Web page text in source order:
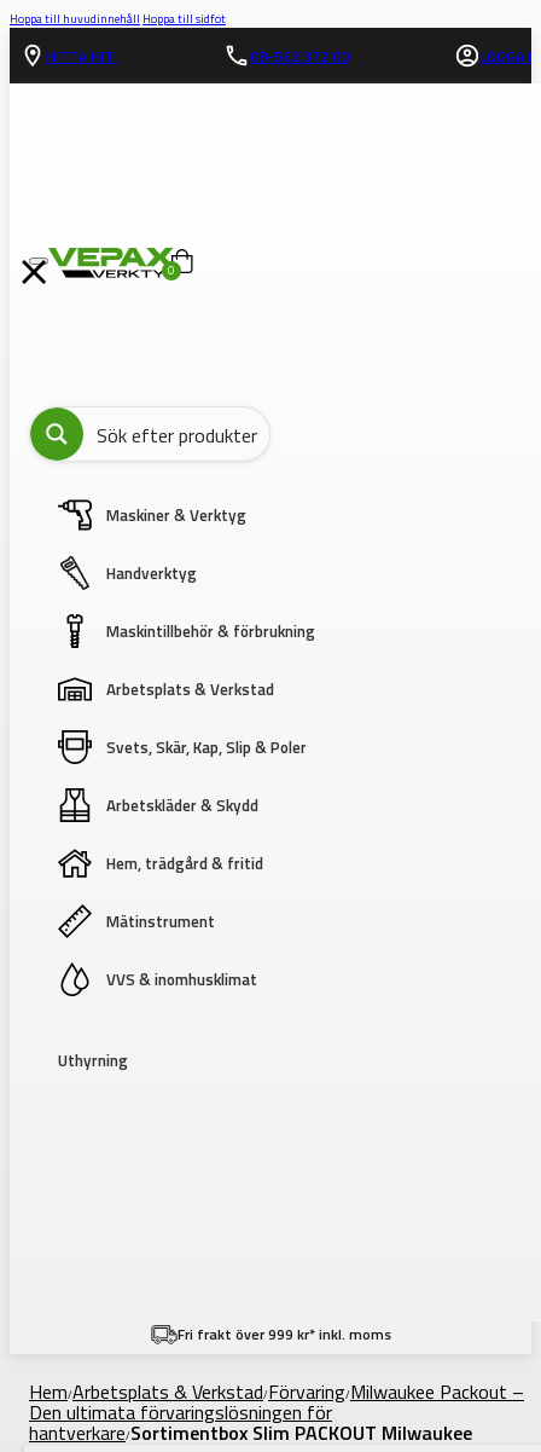
Hoppa till huvudinnehåll Hoppa till sidfot
HITTA HIT! 08-562 372 00 LOGGA IN
0
Maskiner & Verktyg
Handverktyg
Maskintillbehör & förbrukning
Arbetsplats & Verkstad
Svets, Skär, Kap, Slip & Poler
Arbetskläder & Skydd
Hem, trädgård & fritid
Mätinstrument
VVS & inomhusklimat
Uthyrning
Fri frakt över 999 kr* inkl. moms
Hem/Arbetsplats & Verkstad/Förvaring/Milwaukee Packout –
Den ultimata förvaringslösningen för
hantverkare/Sortimentbox Slim PACKOUT Milwaukee